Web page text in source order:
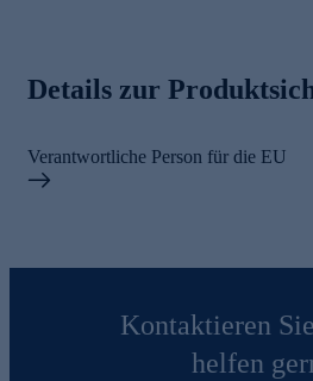
Details zur
Verantwortliche Person für die EU
Kontaktieren
helfen